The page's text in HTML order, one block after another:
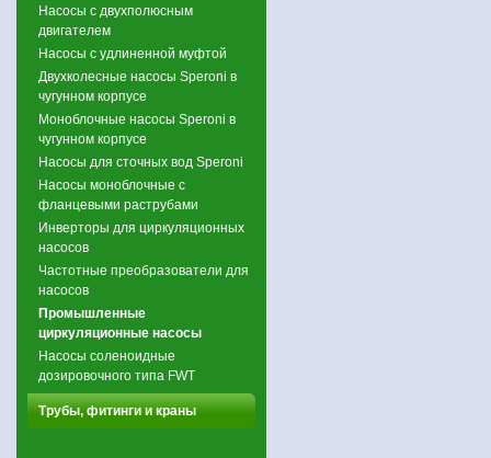
Насосы с двухполюсным
двигателем
Насосы с удлиненной муфтой
Двухколесные насосы Speroni в
чугунном корпусе
Моноблочные насосы Speroni в
чугунном корпусе
Насосы для сточных вод Speroni
Насосы моноблочные с
фланцевыми раструбами
Инверторы для циркуляционных
насосов
Частотные преобразователи для
насосов
Промышленные
циркуляционные насосы
Насосы соленоидные
дозировочного типа FWT
Трубы, фитинги и краны